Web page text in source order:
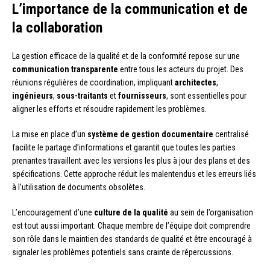
L’importance de la communication et de
la collaboration
La gestion efficace de la qualité et de la conformité repose sur une
communication transparente entre tous les acteurs du projet. Des
réunions régulières de coordination, impliquantarchitectes,
ingénieurs, sous-traitants etfournisseurs, sont essentielles pour
aligner les efforts et résoudre rapidement les problèmes.
La mise en place d’un système de gestion documentaire centralisé
facilite le partage d’informations et garantit que toutes les parties
prenantes travaillent avec les versions les plus à jour des plans et des
spécifications. Cette approche réduit les malentendus et les erreurs liés
à l’utilisation de documents obsolètes.
L’encouragement d’une culture de la qualité au sein de l’organisation
est tout aussi important. Chaque membre de l’équipe doit comprendre
son rôle dans le maintien des standards de qualité et être encouragé à
signaler les problèmes potentiels sans crainte de répercussions.